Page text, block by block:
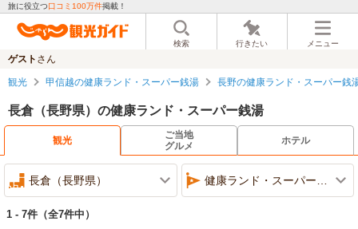
旅に役立つ口コミ100万件掲載！
検索 行きたい メニュー
ゲスト さん
観光 甲信越の健康ランド・スーパー銭湯 長野の健康ランド・スーパー銭
長倉（長野県）の健康ランド・スーパー銭湯
観光
ご当地
グルメ
ホテル
長倉（長野県） 健康ランド・スーパー銭湯
1 - 7件 （全7件中）